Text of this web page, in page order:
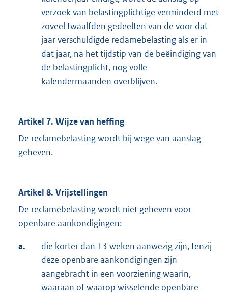
verzoek van belastingplichtige verminderd met
zoveel twaalfden gedeelten van de voor dat
jaar verschuldigde reclamebelasting als er in
dat jaar, na het tijdstip van de beëindiging van
de belastingplicht, nog volle
kalendermaanden overblijven.
Artikel 7. Wijze van heffing
De reclamebelasting wordt bij wege van aanslag
geheven.
Artikel 8. Vrijstellingen
De reclamebelasting wordt niet geheven voor
openbare aankondigingen:
a.
die korter dan 13 weken aanwezig zijn, tenzij
deze openbare aankondigingen zijn
aangebracht in een voorziening waarin,
waaraan of waarop wisselende openbare